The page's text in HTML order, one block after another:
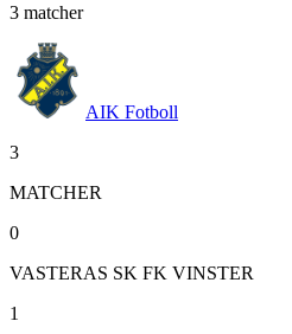
3 matcher
AIK Fotboll
3
MATCHER
0
VASTERAS SK FK VINSTER
1